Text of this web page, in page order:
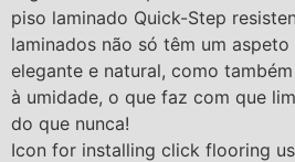
piso laminado Quick-Step
laminados não só têm um
elegante e natural, como
à umidade, o que faz com que
do que nunca!
Icon for installing click flooring